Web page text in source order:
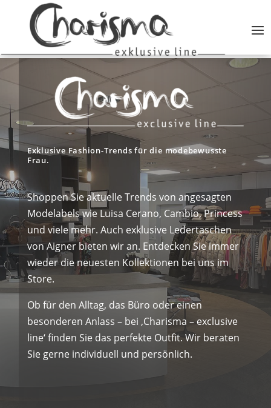
Exklusive Fashion-Trends für die modebewusste
Frau.
Shoppen Sie aktuelle Trends von angesagten
Modelabels wie Luisa Cerano, Cambio, Princess
und viele mehr. Auch exklusive Ledertaschen
von Aigner bieten wir an. Entdecken Sie immer
wieder die neuesten Kollektionen bei uns im
Store.
Ob für den Alltag, das Büro oder einen
besonderen Anlass – bei ‚Charisma – exclusive
line‘ finden Sie das perfekte Outfit. Wir beraten
Sie gerne individuell und persönlich.